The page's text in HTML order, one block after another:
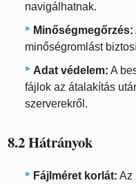
navigálhatnak.
Minőségmegőrzés:
minőségromlást
Adat védelem: A
fájlok az átalakítás
szerverekről.
8.2 Hátrányok
Fájlméret korlát: Az